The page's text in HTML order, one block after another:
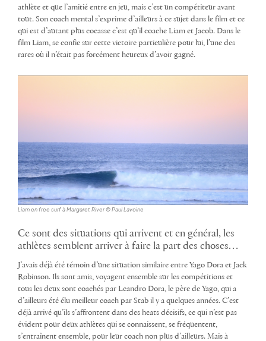
athlète et que l’amitié entre en jeu, mais c’est un compétiteur avant
tout. Son coach mental s’exprime d’ailleurs à ce sujet dans le film et ce
qui est d’autant plus cocasse c’est qu’il coache Liam et Jacob. Dans le
film Liam, se confie sur cette victoire particulière pour lui, l’une des
rares où il n’était pas forcément heureux d’avoir gagné.
Liam en free surf à Margaret River © Paul Lavoine
Ce sont des situations qui arrivent et en général, les
athlètes semblent arriver à faire la part des choses…
J’avais déjà été témoin d’une situation similaire entre Yago Dora et Jack
Robinson. Ils sont amis, voyagent ensemble sur les compétitions et
tous les deux sont coachés par Leandro Dora, le père de Yago, qui a
d’ailleurs été élu meilleur coach par Stab il y a quelques années. C’est
déjà arrivé qu’ils s’affrontent dans des heats décisifs, ce qui n’est pas
évident pour deux athlètes qui se connaissent, se fréquentent,
s’entraînent ensemble, pour leur coach non plus d’ailleurs. Mais à